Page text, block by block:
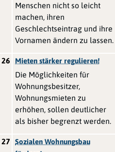
Menschen nicht so leicht
machen, ihren
Geschlechtseintrag und ihre
Vornamen ändern zu lassen.
26 Mieten stärker regulieren!
Die Möglichkeiten für
Wohnungsbesitzer,
Wohnungsmieten zu
erhöhen, sollen deutlicher
als bisher begrenzt werden.
27
Sozialen Wohnungsbau